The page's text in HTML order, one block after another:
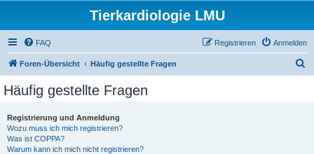
Tierkardiologie LMU
FAQ Anmelden
Registrieren
Foren-Übersicht Häufig gestellte Fragen
Häufig gestellte Fragen
Registrierung und Anmeldung
Wozu muss ich mich registrieren?
Was ist COPPA?
Warum kann ich mich nicht registrieren?